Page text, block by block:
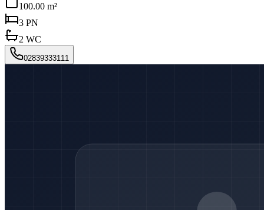
100.00 m²
3 PN
2 WC
02839333111